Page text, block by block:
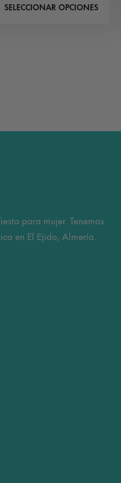
SELECCIONAR OPCIONES
para mujer. Tenemos
en El Ejido, Almería.